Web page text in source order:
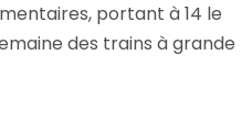
portant à 14 le
des trains à grande